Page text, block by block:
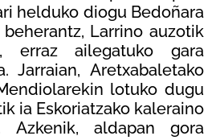
helduko diogu Bedoñara
Larrino auzotik
erraz ailegatuko gara
Jarraian, Aretxabaletako
lotuko dugu
ia Eskoriatzako kaleraino
Azkenik, aldapan gora